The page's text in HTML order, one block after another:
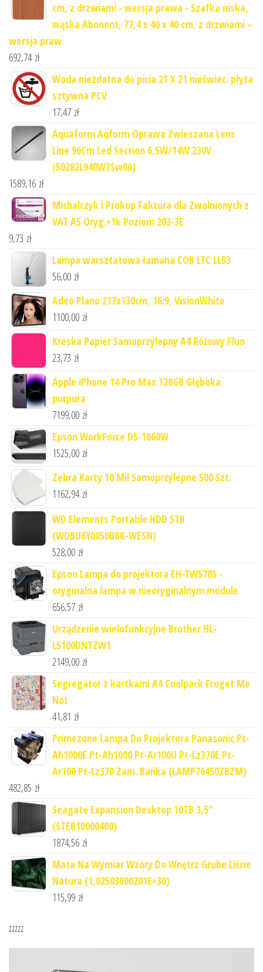
cm, z drzwiami - wersja prawa - Szafka niska,
wąska Abonent, 77,4 x 40 x 40 cm, z drzwiami –
wersja praw
692,74 zł
Woda niezdatna do picia 21 X 21 nieświec. płyta
sztywna PCV
17,47 zł
Aquaform Aqform Oprawa Zwieszana Lens
Line 96Cm Led Section 6,5W/14W 230V
(50282L940W3Sw06)
1589,16 zł
Michalczyk i Prokop Faktura dla Zwolnionych z
VAT A5 Oryg.+1k Poziom 203-3E
9,73 zł
Lampa warsztatowa łamana COB LTC LL93
56,00 zł
Adeo Plano 217x130cm, 16:9, VisionWhite
1100,00 zł
Kreska Papier Samoprzylepny A4 Różowy Fluo
23,73 zł
Apple iPhone 14 Pro Max 128GB Głęboka
purpura
7199,00 zł
Epson WorkForce DS-1660W
1525,00 zł
Zebra Karty 10 Mil Samoprzylepne 500 Szt.
1162,94 zł
WD Elements Portable HDD 5TB
(WDBU6Y0050BBK-WESN)
528,00 zł
Epson Lampa do projektora EH-TW5705 -
oryginalna lampa w nieoryginalnym module
656,57 zł
Urządzenie wielofunkcyjne Brother HL-
L5100DNTZW1
2149,00 zł
Segregator z kartkami A4 Coolpack Froget Me
Not
41,81 zł
Primezone Lampa Do Projektora Panasonic Pt-
Ah1000E Pt-Ah1000 Pt-Ar100U Pt-Lz370E Pt-
Ar100 Pt-Lz370 Zam. Bańka (LAMP76450ZBZM)
482,85 zł
Seagate Expansion Desktop 10TB 3,5"
(STEB10000400)
1874,56 zł
Mata Na Wymiar Wzory Do Wnętrz Grube Liście
Natura (1,02503000201E+30)
115,99 zł
zzzzz